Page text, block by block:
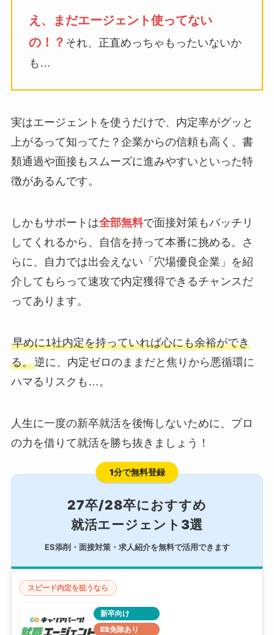
え、まだエージェント使ってない
の！？ それ、正直めっちゃもったいないか
も…
実はエージェントを使うだけで、内定率がグッと
上がるって知ってた？企業からの信頼も高く、書
類通過や面接もスムーズに進みやすいといった特
徴があるんです。
しかもサポートは全部無料で面接対策もバッチリ
してくれるから、自信を持って本番に挑める。さ
らに、自力では出会えない「穴場優良企業」を紹
介してもらって速攻で内定獲得できるチャンスだ
ってあります。
早めに1社内定を持っていれば心にも余裕ができ
る。逆に、内定ゼロのままだと焦りから悪循環に
ハマるリスクも…。
人生に一度の新卒就活を後悔しないために、プロ
の力を借りて就活を勝ち抜きましょう！
1分で無料登録
27卒/28卒におすすめ
就活エージェント3選
ES添削・面接対策・求人紹介を無料で活用できます
スピード内定を狙うなら
新卒向け
ES免除あり